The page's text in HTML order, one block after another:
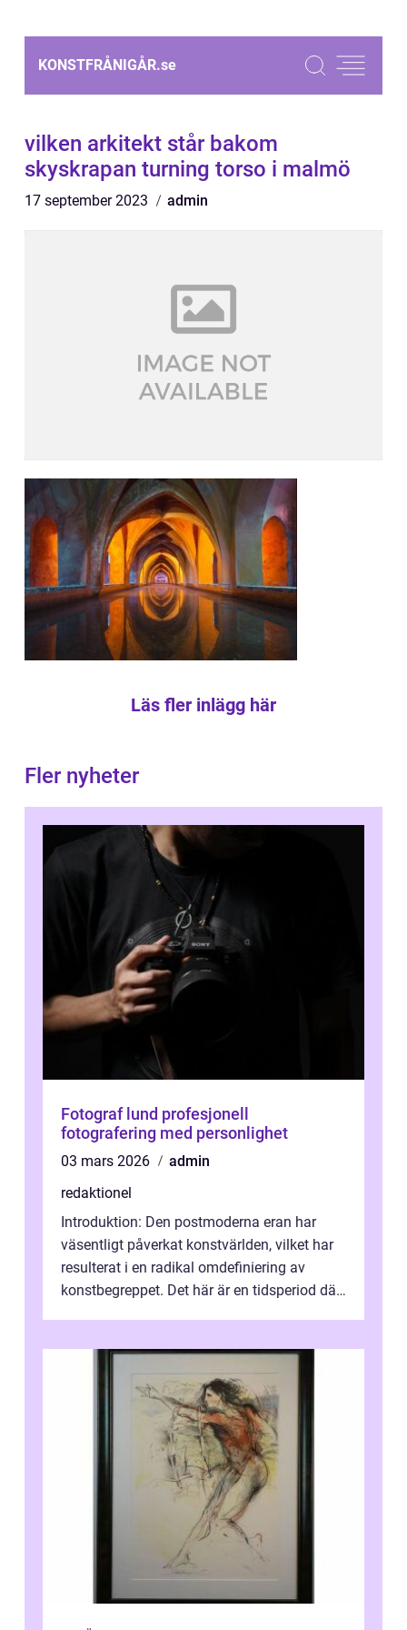
KONSTFRÅNIGÅR.se
vilken arkitekt står bakom
skyskrapan turning torso i malmö
17 september 2023 admin
Läs fler inlägg här
Fler nyheter
Fotograf lund profesjonell
fotografering med personlighet
03 mars 2026
admin
redaktionel
Introduktion: Den postmoderna eran har
väsentligt påverkat konstvärlden, vilket har
resulterat i en radikal omdefiniering av
konstbegreppet. Det här är en tidsperiod där